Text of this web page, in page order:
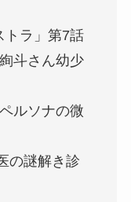
トラ」第7話
斗さん幼少
ルソナの微
の謎解き診